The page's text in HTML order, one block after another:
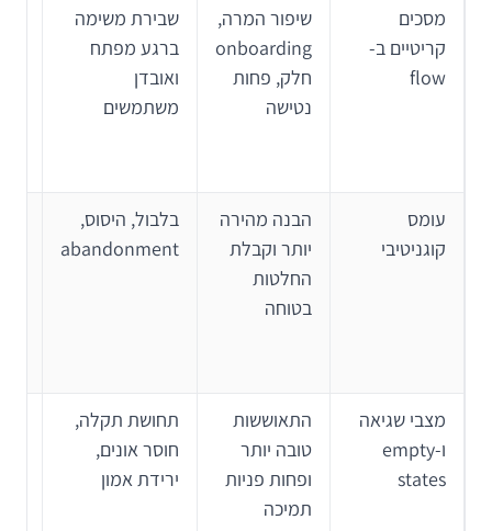
מסכים
קריטיים ב-
flow
שיפור המרה,
onboarding
חלק, פחות
נטישה
שבירת משימה
ברגע מפתח
ואובדן
משתמשים
עומס
קוגניטיבי
הבנה מהירה
יותר וקבלת
החלטות
בטוחה
בלבול, היסוס,
abandonment
מצבי שגיאה
ו-empty
states
התאוששות
טובה יותר
ופחות פניות
תמיכה
תחושת תקלה,
חוסר אונים,
ירידת אמון